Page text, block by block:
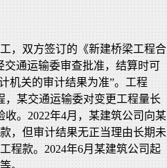
，双方签订的《新建桥梁工程合
交通运输委审查批准，结算时可
机关的审计结果为准”。工程
，某交通运输委对变更工程量长
。2022年4月，某建筑公司向某
，但审计结果无正当理由长期未
程款。2024年6月某建筑公司起
。